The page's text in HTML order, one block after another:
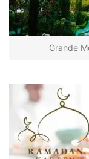
Grande